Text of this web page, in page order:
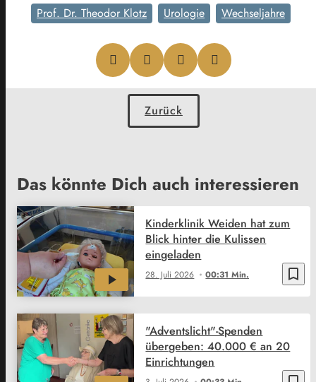
Prof. Dr. Theodor Klotz
Urologie Wechseljahre
Zurück
Das könnte Dich auch interessieren
bookmark_border
28. Juli 2026 00:31 Min.
Kinderklinik Weiden hat zum
Blick hinter die Kulissen
eingeladen
"Adventslicht"-Spenden
übergeben: 40.000 € an 20
Einrichtungen